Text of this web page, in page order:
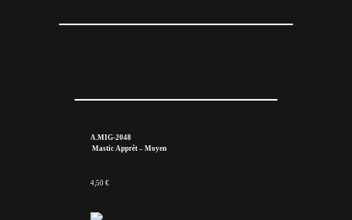
A.MIG-2048
Mastic Apprêt – Moyen
4,50 €